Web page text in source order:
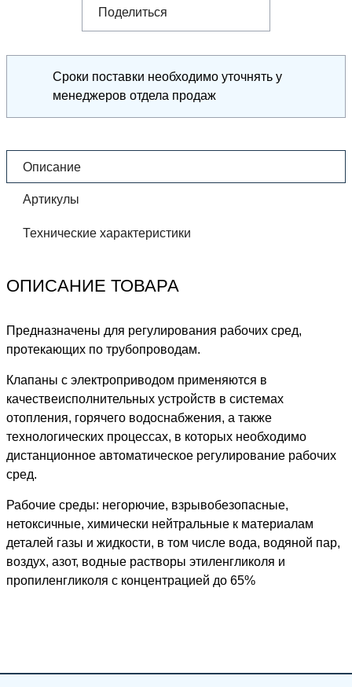
Поделиться
Сроки поставки необходимо уточнять у
менеджеров отдела продаж
Описание
Артикулы
Технические характеристики
ОПИСАНИЕ ТОВАРА
Предназначены для регулирования рабочих сред,
протекающих по трубопроводам.
Клапаны с электроприводом применяются в
качествеисполнительных устройств в системах
отопления, горячего водоснабжения, а также
технологических процессах, в которых необходимо
дистанционное автоматическое регулирование рабочих
сред.
Рабочие среды: негорючие, взрывобезопасные,
нетоксичные, химически нейтральные к материалам
деталей газы и жидкости, в том числе вода, водяной пар,
воздух, азот, водные растворы этиленгликоля и
пропиленгликоля с концентрацией до 65%